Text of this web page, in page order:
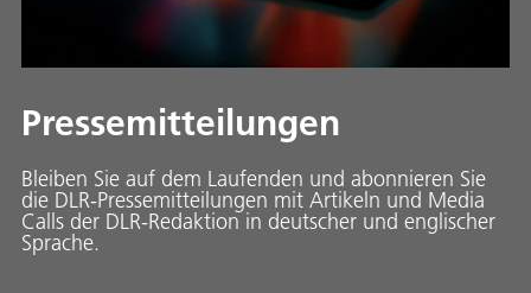
Pressemitteilungen
Bleiben Sie auf dem Laufenden und abonnieren Sie
die DLR-Pressemitteilungen mit Artikeln und Media
Calls der DLR-Redaktion in deutscher und englischer
Sprache.